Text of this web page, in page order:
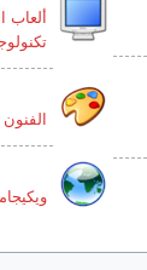
ألعاب
الفنون